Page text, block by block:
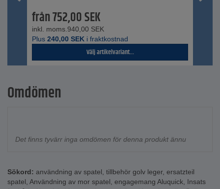
från752,00SEK
inkl. moms.940,00 SEK
Plus 240,00 SEK i fraktkostnad
Välj artikelvariant...
Omdömen
Det finns tyvärr inga omdömen för denna produkt ännu
Sökord: användning av spatel, tillbehör golv leger, ersatzteil
spatel, Användning av mor spatel, engagemang Aluquick, Insats